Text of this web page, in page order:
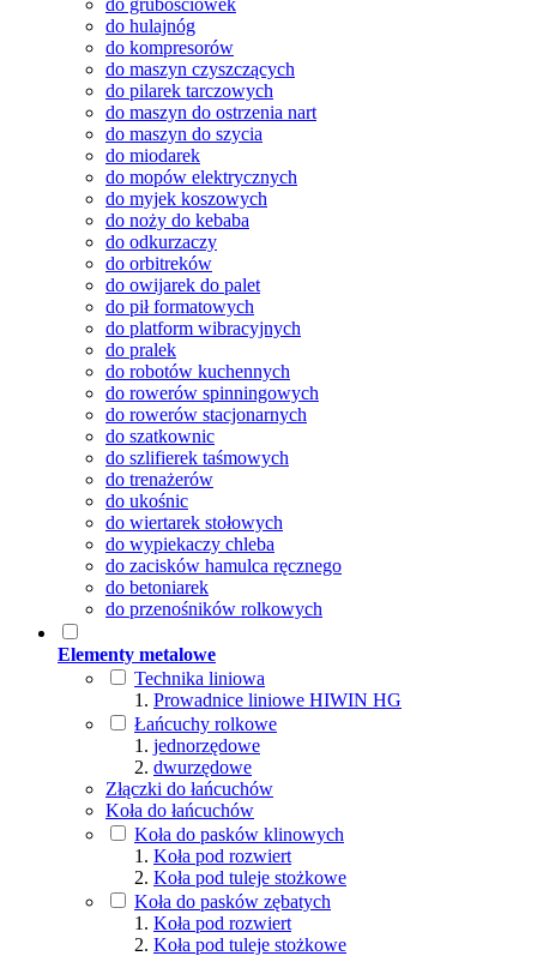
do hulajnóg
do kompresorów
do maszyn czyszczących
do pilarek tarczowych
do maszyn do ostrzenia nart
do maszyn do szycia
do miodarek
do mopów elektrycznych
do myjek koszowych
do noży do kebaba
do odkurzaczy
do orbitreków
do owijarek do palet
do pił formatowych
do platform wibracyjnych
do pralek
do robotów kuchennych
do rowerów spinningowych
do rowerów stacjonarnych
do szatkownic
do szlifierek taśmowych
do trenażerów
do ukośnic
do wiertarek stołowych
do wypiekaczy chleba
do zacisków hamulca ręcznego
do betoniarek
do przenośników rolkowych
Elementy metalowe
Technika liniowa
Prowadnice liniowe HIWIN HG
Łańcuchy rolkowe
jednorzędowe
dwurzędowe
Złączki do łańcuchów
Koła do łańcuchów
Koła do pasków klinowych
Koła pod rozwiert
Koła pod tuleje stożkowe
Koła do pasków zębatych
Koła pod rozwiert
Koła pod tuleje stożkowe